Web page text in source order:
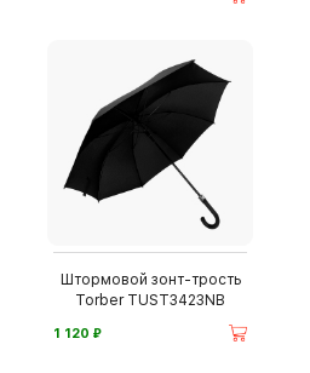
Штормовой зонт-трость
Torber TUST3423NB
1 120 ⃏